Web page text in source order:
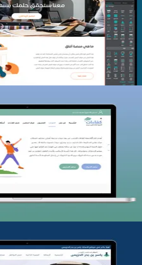
منصة أفق
التفاصيل
كفاءات
التفاصيل